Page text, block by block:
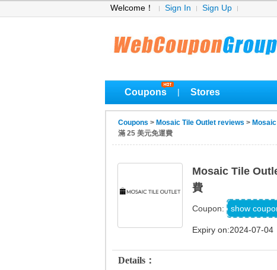
Welcome！ Sign In Sign Up
Coupons Stores
Coupons > Mosaic Tile Outlet reviews >
滿 25 美元免運費
Mosaic Tile
費
Coupon: show
Expiry on:2024-07-04
Details：